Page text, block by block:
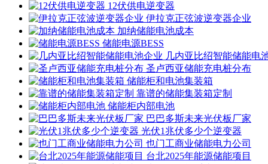
12伏供电逆变器
伊拉克正弦波逆变器企业
加纳储能电池成本
储能电源BESS
几内亚比绍智能储能电
圣卢西亚储能充电桩分布
储能柜和电池集装箱
靠谱的储能集装箱定制
储能柜内部电池
巴巴多斯未来光伏板厂家
光伏1兆伏多少个逆变器
也门工商业储能电力公司
台北2025年能源储能项目